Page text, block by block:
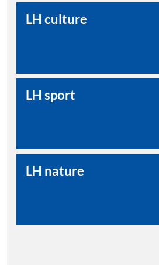
LH culture
LH sport
LH nature